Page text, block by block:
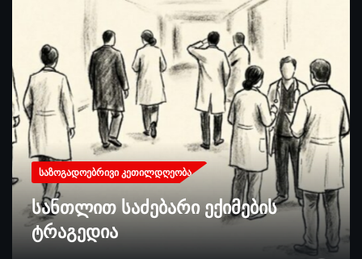
ᲡᲐᲖᲝᲒᲐᲓᲝᲔᲑᲠᲘᲕᲘ ᲙᲔᲗᲘᲚᲓᲦᲔᲝᲑᲐ
სანთლით საძებარი ექიმების
ტრაგედია